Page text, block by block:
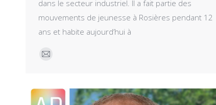
dans le secteur industriel. Il a fait partie des
mouvements de jeunesse à Rosières pendant 12
ans et habite aujourd’hui à
E-